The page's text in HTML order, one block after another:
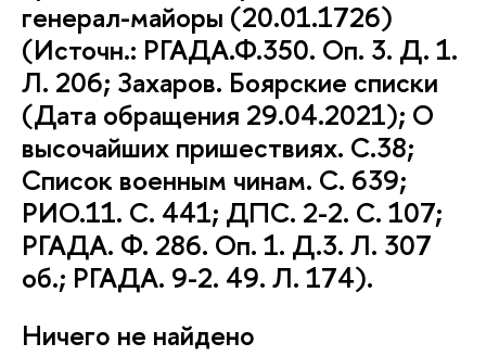
генерал-майоры (20.01.1726)
(Источн.: РГАДА.Ф.350. Оп. 3. Д. 1.
Л. 206; Захаров. Боярские списки
(Дата обращения 29.04.2021); О
высочайших пришествиях. С.38;
Список военным чинам. С. 639;
РИО.11. С. 441; ДПС. 2-2. С. 107;
РГАДА. Ф. 286. Оп. 1. Д.3. Л. 307
об.; РГАДА. 9-2. 49. Л. 174).
Ничего не найдено